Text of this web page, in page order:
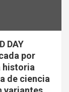
DAY
por
historia
de ciencia